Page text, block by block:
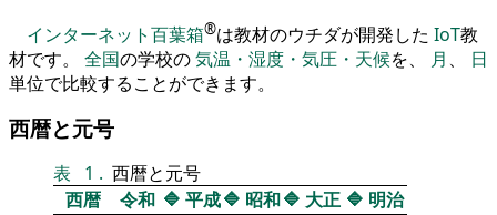
インターネット百葉箱®は教材のウチダが開発した IoT教
材です。 全国の学校の気温・湿度・気圧・天候を、 月 、 日
単位で比較することができます。
西暦と元号
表 1 . 西暦と元号
西暦
令和 🔷 平成🔷 昭和🔷 大正 🔷 明治